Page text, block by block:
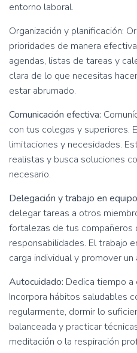
entorno laboral.
Organización y planificación:
prioridades de manera
agendas, listas de tareas y
clara de lo que necesitas
estar abrumado.
Comunicación efectiva:
con tus colegas y superiores.
limitaciones y necesidades.
realistas y busca soluciones
necesario.
Delegación y trabajo en
delegar tareas a otros
fortalezas de tus compañeros
responsabilidades. El trabajo
carga individual y promover
Autocuidado: Dedica tiempo a
Incorpora hábitos saludables
regularmente, dormir lo
balanceada y practicar
meditación o la respiración